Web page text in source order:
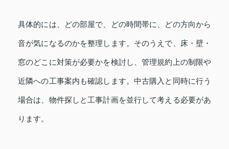
具体的には、どの部屋で、どの時間帯に、どの方向から
音が気になるのかを整理します。そのうえで、床・壁・
窓のどこに対策が必要かを検討し、管理規約上の制限や
近隣への工事案内も確認します。中古購入と同時に行う
場合は、物件探しと工事計画を並行して考える必要があ
ります。